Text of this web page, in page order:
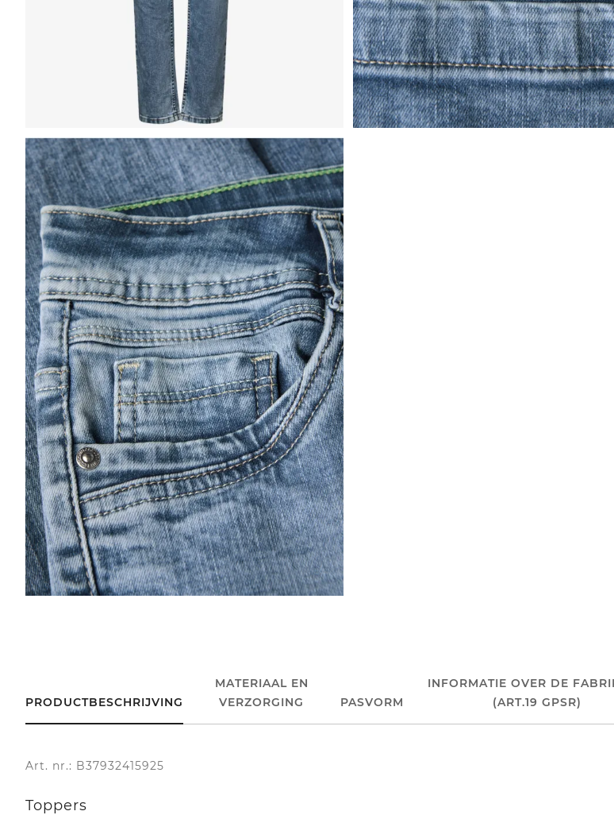
PRODUCTBESCHRIJVING
MATERIAAL EN
VERZORGING
PASVORM
INFORMATIE OVER DE
(ART.19 GPSR)
Art. nr.: B37932415925
Toppers